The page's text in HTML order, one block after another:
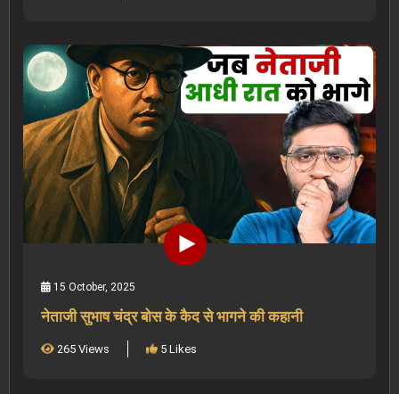
15 October, 2025
नेताजी सुभाष चंद्र बोस के कैद से भागने की कहानी
265 Views 5 Likes